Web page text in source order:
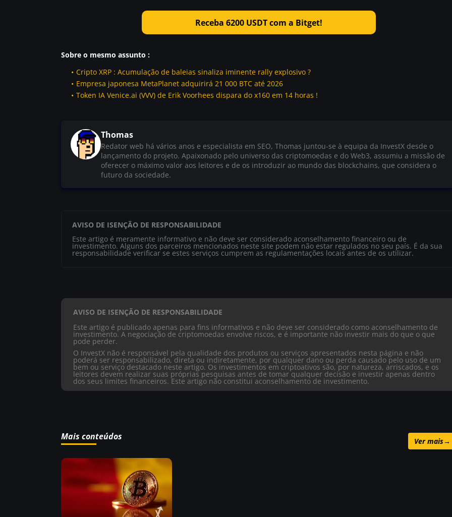
Receba 6200 USDT com a Bitget!
Sobre o mesmo assunto :
Cripto XRP : Acumulação de baleias sinaliza iminente rally explosivo ?
Empresa japonesa MetaPlanet adquirirá 21 000 BTC até 2026
Token IA Venice.ai (VVV) de Erik Voorhees dispara do x160 em 14 horas !
Thomas
Redator web há vários anos e especialista em SEO, Thomas juntou-se à equipa da InvestX desde o
lançamento do projeto. Apaixonado pelo universo das criptomoedas e do Web3, assumiu a missão de
oferecer o máximo valor aos leitores e de os introduzir ao mundo das blockchains, que considera o
futuro da sociedade.
AVISO DE ISENÇÃO DE RESPONSABILIDADE
Este artigo é meramente informativo e não deve ser considerado aconselhamento financeiro ou de
investimento. Alguns dos parceiros mencionados neste site podem não estar regulados no seu país. É da sua
responsabilidade verificar se estes serviços cumprem as regulamentações locais antes de os utilizar.
AVISO DE ISENÇÃO DE RESPONSABILIDADE
Este artigo é publicado apenas para fins informativos e não deve ser considerado como aconselhamento de
investimento. A negociação de criptomoedas envolve riscos, e é importante não investir mais do que o que
pode perder.
O InvestX não é responsável pela qualidade dos produtos ou serviços apresentados nesta página e não
poderá ser responsabilizado, direta ou indiretamente, por qualquer dano ou perda causado pelo uso de um
bem ou serviço destacado neste artigo. Os investimentos em criptoativos são, por natureza, arriscados, e os
leitores devem realizar suas próprias pesquisas antes de tomar qualquer decisão e investir apenas dentro
dos seus limites financeiros. Este artigo não constitui aconselhamento de investimento.
Mais conteúdos Ver mais→